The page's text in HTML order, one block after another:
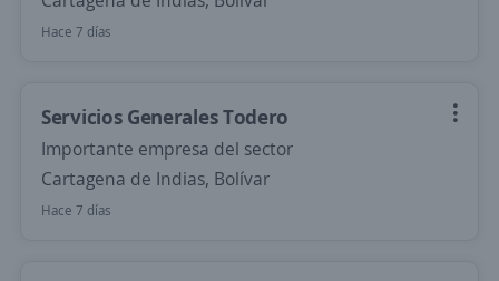
Hace 7 días
Servicios Generales Todero
Importante empresa del sector
Cartagena de Indias, Bolívar
Hace 7 días